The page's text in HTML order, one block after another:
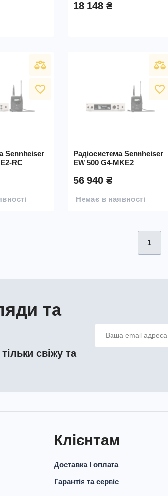
18 148 ₴
favorite_border
Sennheiser
RC
favorite_border
Радіосистема Sennheiser
EW 500 G4-MKE2
56 940 ₴
Немає в наявності
1
та
свіжу та
Клієнтам
Доставка і оплата
Гарантія та сервіс